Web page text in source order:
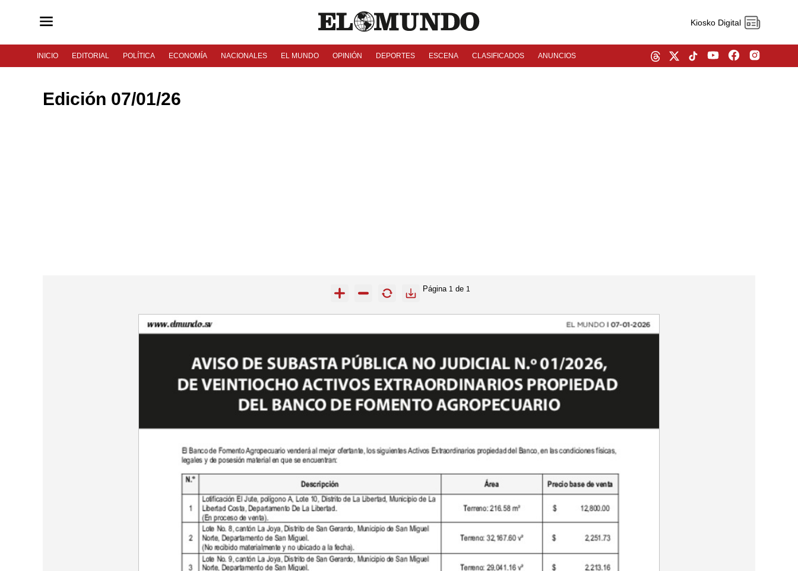
Kiosko Digital
INICIO EDITORIAL POLÍTICA ECONOMÍA NACIONALES EL MUNDO OPINIÓN DEPORTES ESCENA CLASIFICADOS ANUNCIOS
Edición 07/01/26
Página 1 de 1